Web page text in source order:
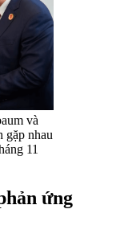
và
gặp nhau
11
ứng